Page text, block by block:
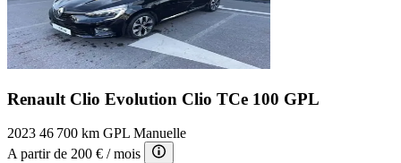
Renault Clio Evolution Clio TCe 100 GPL
2023 46 700 km GPL Manuelle
A partir de 200 € / mois